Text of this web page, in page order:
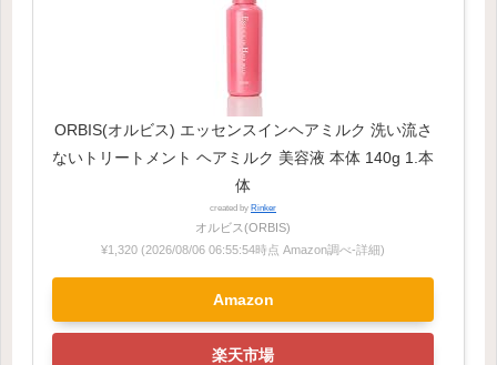
ORBIS(オルビス) エッセンスインヘアミルク 洗い流さ
ないトリートメント ヘアミルク 美容液 本体 140g 1.本
体
created by Rinker
オルビス(ORBIS)
¥1,320 (2026/08/06 06:55:54時点 Amazon調べ-詳細)
Amazon
楽天市場